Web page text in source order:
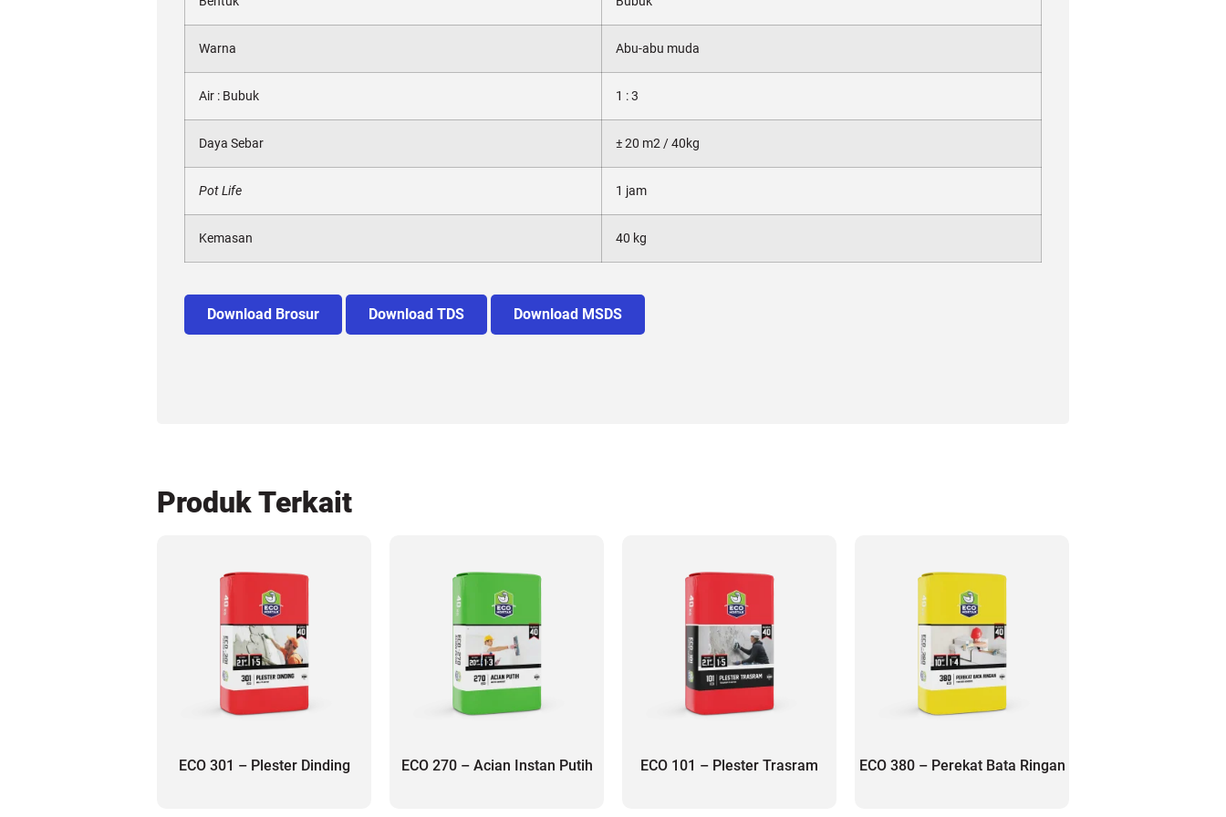
Warna Abu-abu muda
Air : Bubuk 1 : 3
Daya Sebar ± 20 m2 / 40kg
Pot Life 1 jam
Kemasan 40 kg
Download Brosur Download TDS Download MSDS
Produk Terkait
ECO 301 – Plester Dinding ECO 270 – Acian Instan Putih ECO 101 – Plester Trasram ECO 380 – Perekat Bata Ringan